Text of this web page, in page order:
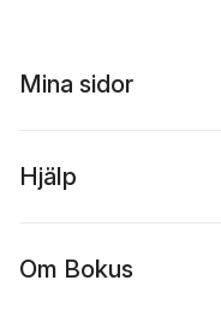
Mina sidor
Hjälp
Om Bokus